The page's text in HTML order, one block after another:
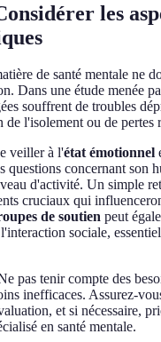
les
de santé mentale ne
Dans une étude menée
souffrent de troubles
de l'isolement ou de pertes
veiller à l'état émotionnel
questions concernant son
d'activité. Un simple
cruciaux qui
de soutien peut
sociale,
pas tenir compte des
inefficaces. Assurez-
et si nécessaire,
en santé mentale.